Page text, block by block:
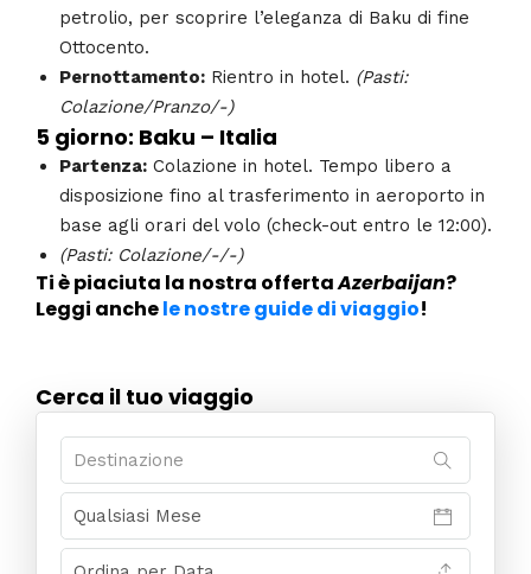
petrolio, per scoprire l’eleganza di Baku di fine
Ottocento.
Pernottamento: Rientro in hotel. (Pasti:
Colazione/Pranzo/-)
5 giorno: Baku – Italia
Partenza: Colazione in hotel. Tempo libero a
disposizione fino al trasferimento in aeroporto in
base agli orari del volo (check-out entro le 12:00).
(Pasti: Colazione/-/-)
Ti è piaciuta la nostra offertaAzerbaijan?
Leggi anchele nostre guide di viaggio!
Cerca il tuo viaggio